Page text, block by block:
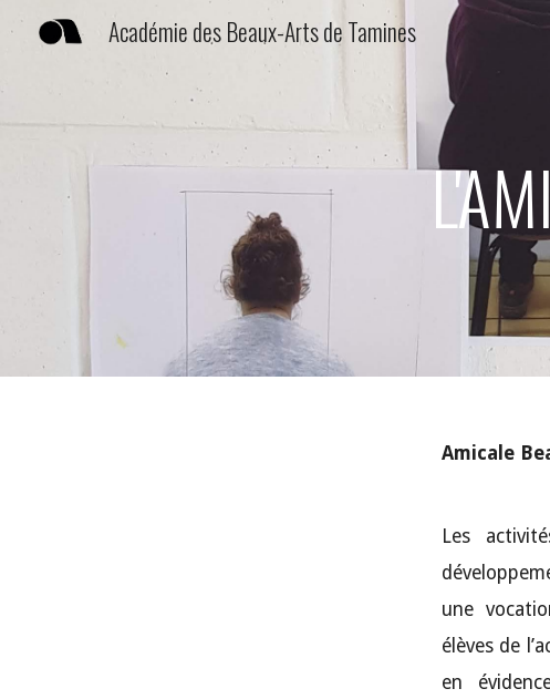
Skip to
Académie des Beaux-Arts de Tamines
Amicale
Les
une
élèves de
en